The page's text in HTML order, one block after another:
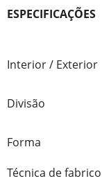
ESPECIFICAÇÕES
Interior / Exterior
Divisão
Forma
Técnica de fabrico